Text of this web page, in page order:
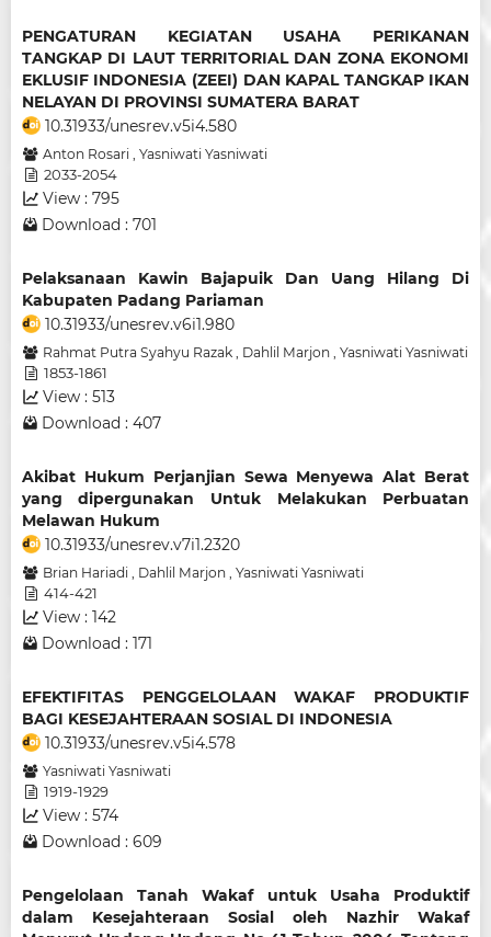
PENGATURAN KEGIATAN USAHA PERIKANAN
TANGKAP DI LAUT TERRITORIAL DAN ZONA EKONOMI
EKLUSIF INDONESIA (ZEEI) DAN KAPAL TANGKAP IKAN
NELAYAN DI PROVINSI SUMATERA BARAT
10.31933/unesrev.v5i4.580
Anton Rosari Yasniwati Yasniwati
2033-2054
View : 795
Download : 701
Pelaksanaan Kawin Bajapuik Dan Uang Hilang Di
Kabupaten Padang Pariaman
10.31933/unesrev.v6i1.980
Rahmat Putra Syahyu Razak Dahlil Marjon Yasniwati Yasniwati
1853-1861
View : 513
Download : 407
Akibat Hukum Perjanjian Sewa Menyewa Alat Berat
yang dipergunakan Untuk Melakukan Perbuatan
Melawan Hukum
10.31933/unesrev.v7i1.2320
Brian Hariadi Dahlil Marjon Yasniwati Yasniwati
414-421
View : 142
Download : 171
EFEKTIFITAS PENGGELOLAAN WAKAF PRODUKTIF
BAGI KESEJAHTERAAN SOSIAL DI INDONESIA
10.31933/unesrev.v5i4.578
Yasniwati Yasniwati
1919-1929
View : 574
Download : 609
Pengelolaan Tanah Wakaf untuk Usaha Produktif
dalam Kesejahteraan Sosial oleh Nazhir Wakaf